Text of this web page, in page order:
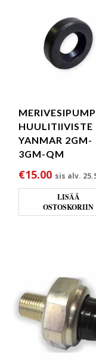
HUULITIIVISTE
YANMAR 2GM-
3GM-QM
€15.00 sis alv.
LISÄÄ
OSTOSKORIIN